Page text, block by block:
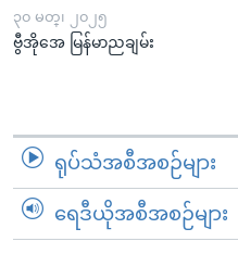
၃၀ မတ္၊ ၂၀၂၅
ဗွီအိုအေ မြန်မာညချမ်း
ရုပ်သံအစီအစဉ်များ
ရေဒီယိုအစီအစဉ်များ